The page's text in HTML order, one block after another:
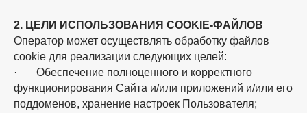
2. ЦЕЛИ ИСПОЛЬЗОВАНИЯ COOKIE-ФАЙЛОВ
Оператор может осуществлять обработку файлов
cookie для реализации следующих целей:
· Обеспечение полноценного и корректного
функционирования Сайта и/или приложений и/или его
поддоменов, хранение настроек Пользователя;